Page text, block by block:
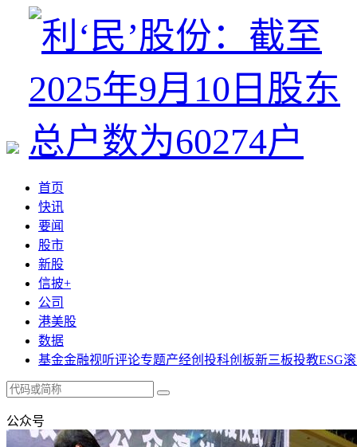
首页
快讯
要闻
股市
新股
信披+
公司
港美股
数据
基金金融视听评论专题产经创投科创板新三板投教ESG
公众号